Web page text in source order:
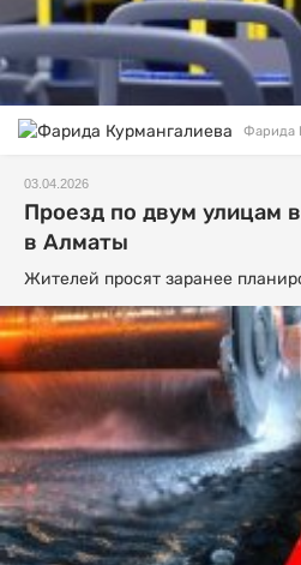
Фарида
03.04.2026
Проезд по двум улицам
в Алматы
Жителей просят заранее